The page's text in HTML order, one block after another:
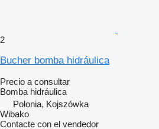
2
Bucher bomba hidráulica
Precio a consultar
Bomba hidráulica
Polonia, Kojszówka
Wibako
Contacte con el vendedor